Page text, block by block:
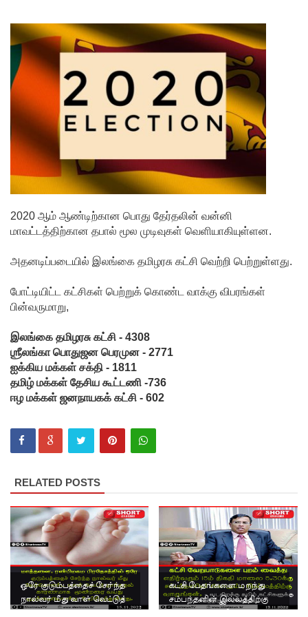
அலியின்
சிறுவர்
கதை நூல்
ஆகஸ்ட்
வெளியீடு!
மகசின்
சிறைக்கு
ள்
போதைப்
பொருள்
வீச
முயன்ற
இருவர்
கைது!
நாடு
தழுவிய
சோதனை
களில்
சங்கள் 431
பறிமுதல்!
இலங்கை
யர்களை
2020 ஆம் ஆண்டிற்கான பொது தேர்தலின் வன்னி
மாவட்டத்திற்கான தபால் மூல முடிவுகள் வெளியாகியுள்ளன.
அதனடிப்படையில் இலங்கை தமிழரசு கட்சி வெற்றி பெற்றுள்ளது.
போட்டியிட்ட கட்சிகள் பெற்றுக் கொண்ட வாக்கு விபரங்கள்
பின்வருமாறு,
இலங்கை தமிழரசு கட்சி - 4308
ஶ்ரீலங்கா பொதுஜன பெரமுன - 2771
ஐக்கிய மக்கள் சக்தி - 1811
தமிழ் மக்கள் தேசிய கூட்டணி -736
ஈழ மக்கள் ஜனநாயகக் கட்சி - 602
RELATED POSTS
ஒரே குடும்பத்தைச் சேர்ந்த
நால்வர் மீது வாள் வெட்டுத்
கட்சி பேதங்களை மறந்து
சம்பந்தனின் இல்லத்திற்கு